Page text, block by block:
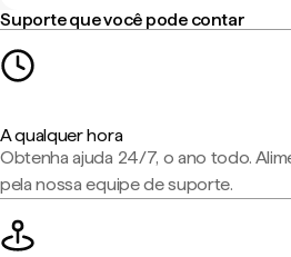
Suporte que você pode contar
A qualquer hora
Obtenha ajuda 24/7, o ano todo.
pela nossa equipe de suporte.